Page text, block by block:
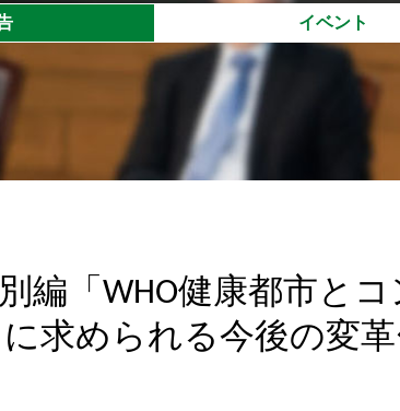
イベント
編「WHO健康都市と
求められる今後の変革